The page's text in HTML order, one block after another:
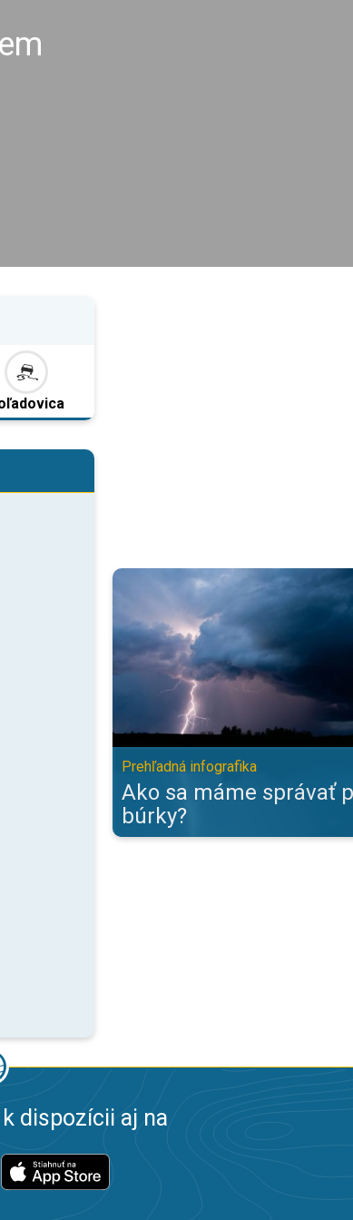
Ako sa máme správať počas búrky?.
Prehľadná infografika
Ako sa máme správať
búrky?
k dispozícii aj na